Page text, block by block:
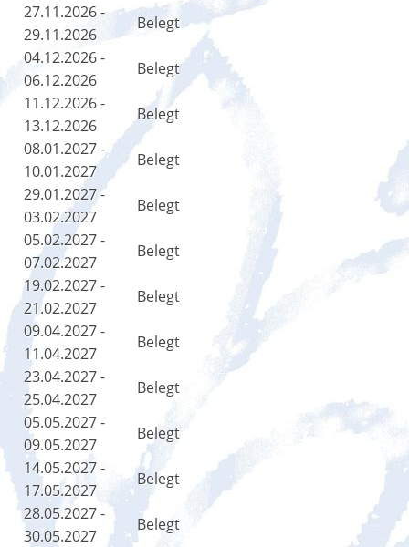
27.11.2026 -
29.11.2026
Belegt
04.12.2026 -
06.12.2026
Belegt
11.12.2026 -
13.12.2026
Belegt
08.01.2027 -
10.01.2027
Belegt
29.01.2027 -
03.02.2027
Belegt
05.02.2027 -
07.02.2027
Belegt
19.02.2027 -
21.02.2027
Belegt
09.04.2027 -
11.04.2027
Belegt
23.04.2027 -
25.04.2027
Belegt
05.05.2027 -
09.05.2027
Belegt
14.05.2027 -
17.05.2027
Belegt
28.05.2027 -
30.05.2027
Belegt